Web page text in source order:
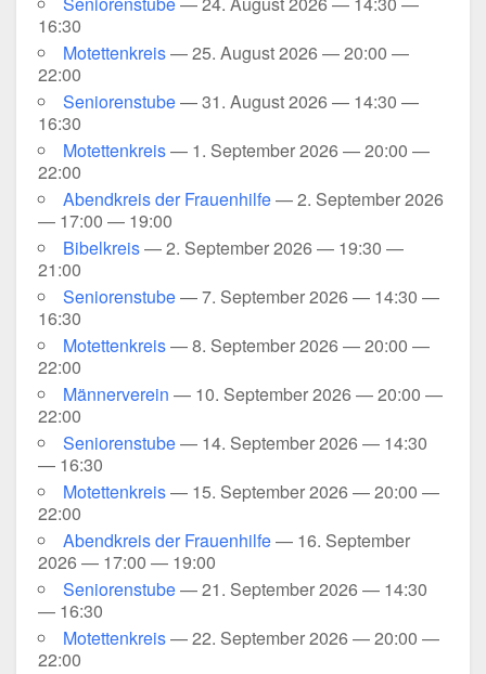
16:30
Motet­ten­kreis— 25. August 2026 — 20:00 —
22:00
Senio­ren­stu­be— 31. August 2026 — 14:30 —
16:30
Motet­ten­kreis— 1. Sep­tem­ber 2026 — 20:00 —
22:00
Abend­kreis der Frau­en­hil­fe— 2. Sep­tem­ber 2026
— 17:00 — 19:00
Bibel­kreis— 2. Sep­tem­ber 2026 — 19:30 —
21:00
Senio­ren­stu­be— 7. Sep­tem­ber 2026 — 14:30 —
16:30
Motet­ten­kreis— 8. Sep­tem­ber 2026 — 20:00 —
22:00
Män­ner­ver­ein — 10. Sep­tem­ber 2026 — 20:00 —
22:00
Senio­ren­stu­be— 14. Sep­tem­ber 2026 — 14:30
— 16:30
Motet­ten­kreis— 15. Sep­tem­ber 2026 — 20:00 —
22:00
Abend­kreis der Frau­en­hil­fe— 16. Sep­tem­ber
2026 — 17:00 — 19:00
Senio­ren­stu­be— 21. Sep­tem­ber 2026 — 14:30
— 16:30
Motet­ten­kreis— 22. Sep­tem­ber 2026 — 20:00 —
22:00